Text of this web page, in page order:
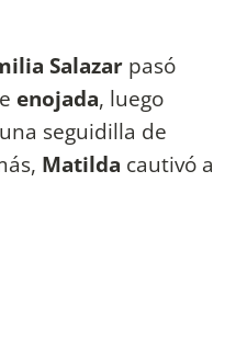
Salazar pasó
enojada, luego
seguidilla de
Matilda cautivó a